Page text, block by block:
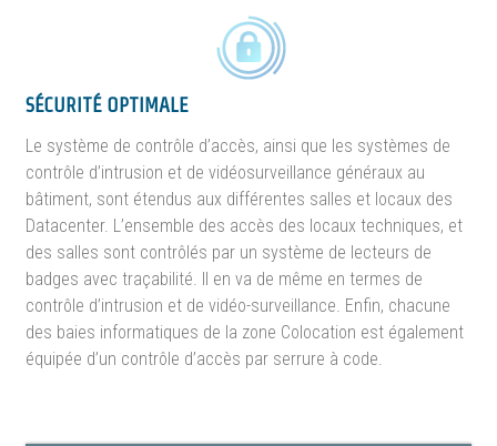
SÉCURITÉ OPTIMALE
Le système de contrôle d’accès, ainsi que les systèmes de
contrôle d’intrusion et de vidéosurveillance généraux au
bâtiment, sont étendus aux différentes salles et locaux des
Datacenter. L’ensemble des accès des locaux techniques, et
des salles sont contrôlés par un système de lecteurs de
badges avec traçabilité. Il en va de même en termes de
contrôle d’intrusion et de vidéo-surveillance. Enfin, chacune
des baies informatiques de la zone Colocation est également
équipée d’un contrôle d’accès par serrure à code.